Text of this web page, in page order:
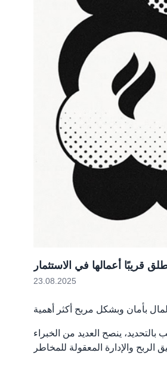
قريبًا أعمالها في الاستثمار
23.08.2025
ينصح العديد من الخبراء